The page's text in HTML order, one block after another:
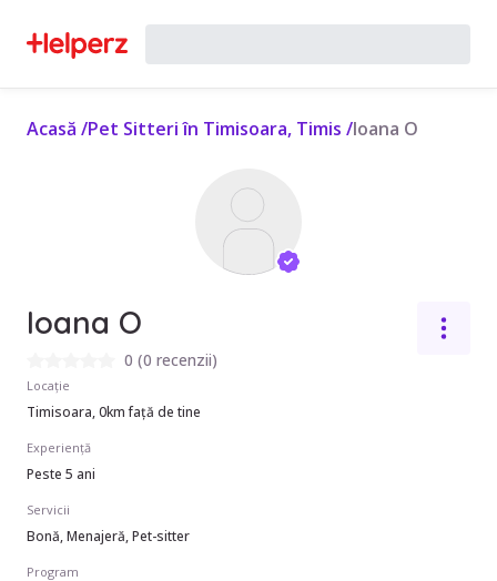
Acasă /Pet Sitteri în Timisoara, Timis /Ioana O
Ioana O
0 (0 recenzii)
Locație
Timisoara, 0km față de tine
Experiență
Peste 5 ani
Servicii
Bonă, Menajeră, Pet-sitter
Program